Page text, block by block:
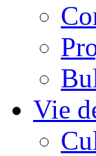
Vie